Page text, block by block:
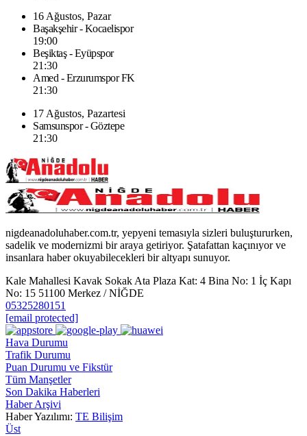
16 Ağustos, Pazar
Başakşehir - Kocaelispor
19:00
Beşiktaş - Eyüpspor
21:30
Amed - Erzurumspor FK
21:30
17 Ağustos, Pazartesi
Samsunspor - Göztepe
21:30
nigdeanadoluhaber.com.tr, yepyeni temasıyla sizleri buluştururken,
sadelik ve modernizmi bir araya getiriyor. Şatafattan kaçınıyor ve
insanlara haber okuyabilecekleri bir altyapı sunuyor.
Kale Mahallesi Kavak Sokak Ata Plaza Kat: 4 Bina No: 1 İç Kapı
No: 15 51100 Merkez / NİĞDE
05325280151
[email protected]
Hava Durumu
Trafik Durumu
Puan Durumu ve Fikstür
Tüm Manşetler
Son Dakika Haberleri
Haber Arşivi
Haber Yazılımı: TE Bilişim
Üst